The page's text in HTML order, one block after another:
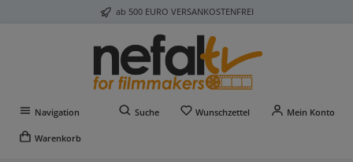
Zum Hauptinhalt springen ab 500 EURO VERSANKOSTENFREI
Navigation Suche Wunschzettel Du hast 0 Produkte auf
Mein Konto
Warenkorb